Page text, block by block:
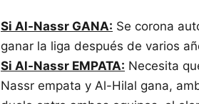
Si Al-Nassr GANA: Se corona
ganar la liga después de varios
Si Al-Nassr EMPATA: Necesita
Nassr empata y Al-Hilal gana,